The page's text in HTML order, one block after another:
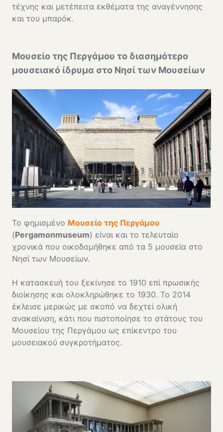
τέχνης και μετέπειτα εκθέματα της αναγέννησης
και του μπαρόκ.
Μουσείο της Περγάμου το διασημότερο
μουσειακό ίδρυμα στο Νησί των Μουσείων
Το φημισμένο Μουσείο της Περγάμου
(Pergamonmuseum) είναι και το τελευταίο
χρονικά που οικοδομήθηκε από τα 5 μουσεία στο
Νησί των Μουσείων.
Η κατασκευή του ξεκίνησε το 1910 επί πρωσικής
διοίκησης και ολοκληρώθηκε το 1930. Το 2014
έκλεισε μερικώς με σκοπό να δεχτεί ολική
ανακαίνιση, κάτι που πιστοποίησε το στάτους του
Μουσείου της Περγάμου ως επίκεντρο του
μουσειακού συγκροτήματος.